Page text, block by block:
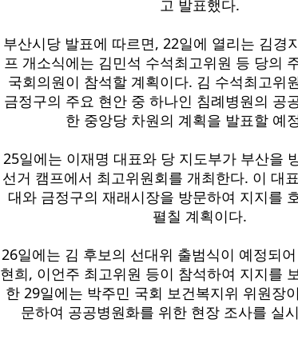
고 발표했다.
부산시당 발표에 따르면, 22일에 열리는 김경
프 개소식에는 김민석 수석최고위원 등 당의
국회의원이 참석할 계획이다. 김 수석최고위
금정구의 주요 현안 중 하나인 침례병원의 공
한 중앙당 차원의 계획을 발표할 예
25일에는 이재명 대표와 당 지도부가 부산을
선거 캠프에서 최고위원회를 개최한다. 이 대
대와 금정구의 재래시장을 방문하여 지지를
펼칠 계획이다.
26일에는 김 후보의 선대위 출범식이 예정되
현희, 이언주 최고위원 등이 참석하여 지지를
한 29일에는 박주민 국회 보건복지위 위원장
문하여 공공병원화를 위한 현장 조사를 실